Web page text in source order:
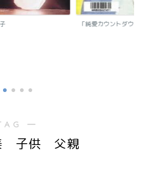
「純愛カウントダウン
―
子供 父親